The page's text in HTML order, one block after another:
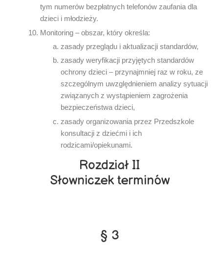
tym numerów bezpłatnych telefonów zaufania dla
dzieci i młodzieży.
Monitoring – obszar, który określa:
zasady przeglądu i aktualizacji standardów,
zasady weryfikacji przyjętych standardów
ochrony dzieci – przynajmniej raz w roku, ze
szczególnym uwzględnieniem analizy sytuacji
związanych z wystąpieniem zagrożenia
bezpieczeństwa dzieci,
zasady organizowania przez Przedszkole
konsultacji z dziećmi i ich
rodzicami/opiekunami.
Rozdział II
Słowniczek terminów
§ 3